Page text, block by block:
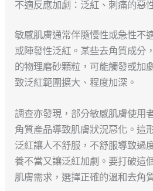
不適反應加劇：泛紅、刺痛的惡
敏感肌膚通常伴隨慢性或急性不
或陣發性泛紅。某些去角質成分
的物理磨砂顆粒，可能觸發或加
致泛紅範圍擴大、程度加深。
調查亦發現，部分敏感肌膚使用
角質產品導致肌膚狀況惡化。這
泛紅讓人不舒服，不舒服導致過
養不當又讓泛紅加劇。要打破這
肌膚需求，選擇正確的溫和去角